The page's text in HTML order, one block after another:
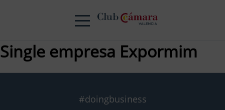
Single empresa Expormim
#doingbusiness